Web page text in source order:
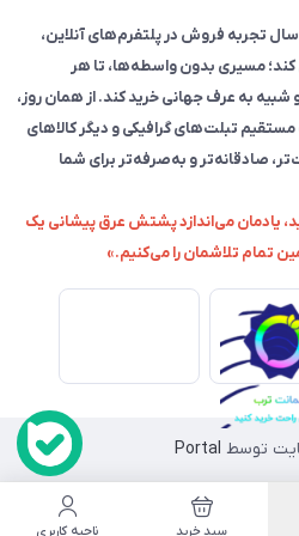
۱۴۰۰، بعد از دو سال تجربه فروش در پلتفرم‌های آنلاین،
مسیری بدون واسطه‌ها، تا هر
به عرف جهانی خرید کند. از همان روز،
تبلت‌های گرافیکی و دیگر کالاهای
صادقانه‌تر و به‌صرفه‌تر برای شما
یادمان می‌اندازد پشتش عرق پیشانی یک
تمام تلاشمان را می‌کنیم.»
توسط Portal
سبد خرید ناحیه کاربری